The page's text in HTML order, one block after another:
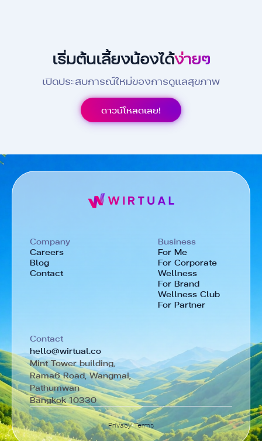
เริ่มต้นเลี้ยงน้องได้ง่ายๆ
เปิดประสบการณ์ใหม่ของการดูแลสุขภาพ
ดาวน์โหลดเลย!
Company
Careers
Blog
Contact
Business
For Me
For Corporate
Wellness
For Brand
Wellness Club
For Partner
Contact
hello@wirtual.co
Mint Tower building,
Rama6 Road, Wangmai,
Pathumwan
Bangkok 10330
Privacy·Terms